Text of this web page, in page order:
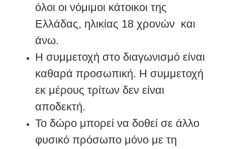
όλοι οι νόμιμοι κάτοικοι της
Ελλάδας, ηλικίας 18 χρονών και
άνω.
Η συμμετοχή στο διαγωνισμό είναι
καθαρά προσωπική. Η συμμετοχή
εκ μέρους τρίτων δεν είναι
αποδεκτή.
Το δώρο μπορεί να δοθεί σε άλλο
φυσικό πρόσωπο μόνο με τη